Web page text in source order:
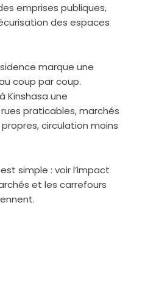
emprises publiques,
des espaces
marque une
coup par coup.
Kinshasa une
praticables, marchés
circulation moins
simple : voir l’impact
et les carrefours